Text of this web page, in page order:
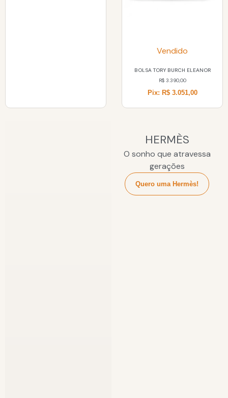
Vendido
BOLSA TORY BURCH ELEANOR
R$3.390,00
Pix: R$ 3.051,00
HERMÈS
O sonho que atravessa
gerações
Quero uma Hermès!